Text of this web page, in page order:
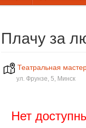
Плачу за
Театральная
ул. Фрунзе, 5, Минск
Нет